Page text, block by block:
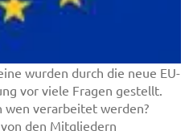
wurden durch die neue EU-
vor viele Fragen gestellt.
wen verarbeitet werden?
den Mitgliedern